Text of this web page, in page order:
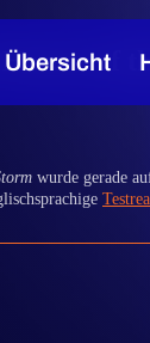
of
wurde gerade